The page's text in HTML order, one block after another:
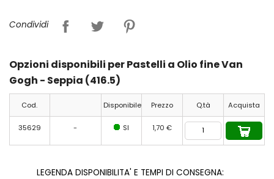
Condividi
Opzioni disponibili per Pastelli a Olio fine Van
Gogh - Seppia (416.5)
Cod. Disponibile Prezzo Q.tà Acquista
35629 - SI 1,70 €
LEGENDA DISPONIBILITA' E TEMPI DI CONSEGNA: